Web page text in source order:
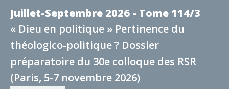
Juillet-Septembre 2026 - Tome 114/3
« Dieu en politique » Pertinence du
théologico-politique ? Dossier
préparatoire du 30e colloque des RSR
(Paris, 5-7 novembre 2026)